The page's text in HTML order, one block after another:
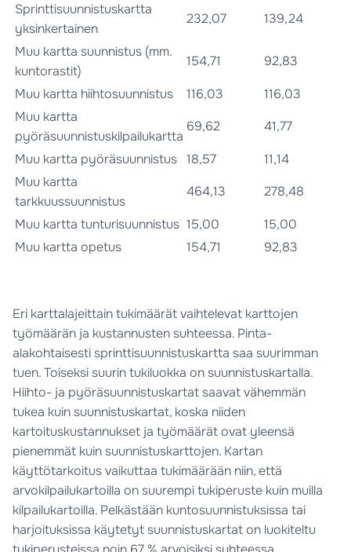
Sprinttisuunnistuskartta
yksinkertainen
232,07
139,24
Muu kartta suunnistus (mm.
kuntorastit)
154,71
92,83
Muu kartta hiihtosuunnistus
116,03
116,03
Muu kartta
pyöräsuunnistuskilpailukartta
69,62
41,77
Muu kartta pyöräsuunnistus 18,57
11,14
Muu kartta
tarkkuussuunnistus
464,13
278,48
Muu kartta tunturisuunnistus 15,00
15,00
Muu kartta opetus
154,71 92,83
Eri karttalajeittain tukimäärät vaihtelevat karttojen
työmäärän ja kustannusten suhteessa. Pinta-
alakohtaisesti sprinttisuunnistuskartta saa suurimman
tuen. Toiseksi suurin tukiluokka on suunnistuskartalla.
Hiihto- ja pyöräsuunnistuskartat saavat vähemmän
tukea kuin suunnistuskartat, koska niiden
kartoituskustannukset ja työmäärät ovat yleensä
pienemmät kuin suunnistuskarttojen. Kartan
käyttötarkoitus vaikuttaa tukimäärään niin, että
arvokilpailukartoilla on suurempi tukiperuste kuin muilla
kilpailukartoilla. Pelkästään kuntosuunnistuksissa tai
harjoituksissa käytetyt suunnistuskartat on luokiteltu